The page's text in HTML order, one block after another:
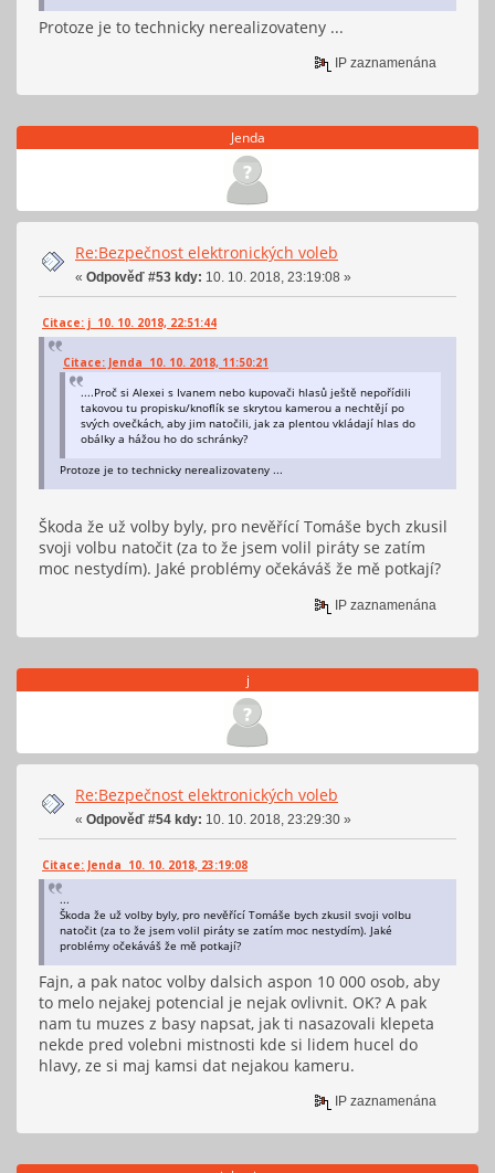
Protoze je to technicky nerealizovateny ...
IP zaznamenána
Jenda
Re:Bezpečnost elektronických voleb
« Odpověď #53 kdy: 10. 10. 2018, 23:19:08 »
Citace: j 10. 10. 2018, 22:51:44
Citace: Jenda 10. 10. 2018, 11:50:21
....Proč si Alexei s Ivanem nebo kupovači hlasů ještě nepořídili
takovou tu propisku/knoflík se skrytou kamerou a nechtějí po
svých ovečkách, aby jim natočili, jak za plentou vkládají hlas do
obálky a hážou ho do schránky?
Protoze je to technicky nerealizovateny ...
Škoda že už volby byly, pro nevěřící Tomáše bych zkusil
svoji volbu natočit (za to že jsem volil piráty se zatím
moc nestydím). Jaké problémy očekáváš že mě potkají?
IP zaznamenána
j
Re:Bezpečnost elektronických voleb
« Odpověď #54 kdy: 10. 10. 2018, 23:29:30 »
Citace: Jenda 10. 10. 2018, 23:19:08
...
Škoda že už volby byly, pro nevěřící Tomáše bych zkusil svoji volbu
natočit (za to že jsem volil piráty se zatím moc nestydím). Jaké
problémy očekáváš že mě potkají?
Fajn, a pak natoc volby dalsich aspon 10 000 osob, aby
to melo nejakej potencial je nejak ovlivnit. OK? A pak
nam tu muzes z basy napsat, jak ti nasazovali klepeta
nekde pred volebni mistnosti kde si lidem hucel do
hlavy, ze si maj kamsi dat nejakou kameru.
IP zaznamenána